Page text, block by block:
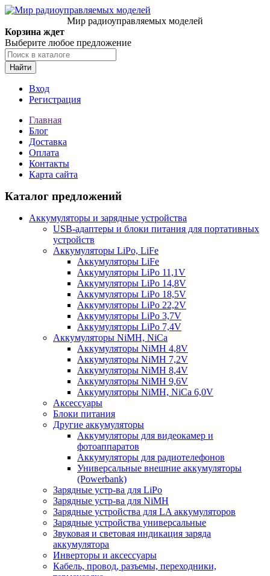
Мир радиоуправляемых моделей
Корзина ждет
Выберите любое предложение
Найти
Вход
Регистрация
Главная
Блог
Доставка
Оплата
Контакты
Карта сайта
Каталог предложений
Аккумуляторы и зарядные устройства
USB-адаптеры и блоки питания для портативных
устройств
Аккумуляторы LiPo, LiFe
Аккумуляторы LiFe
Аккумуляторы LiPo 11,1V
Аккумуляторы LiPo 14,8V
Аккумуляторы LiPo 18,5V
Аккумуляторы LiPo 22,2V
Аккумуляторы LiPo 3,7V
Аккумуляторы LiPo 7,4V
Аккумуляторы NiMH, NiCa
Аккумуляторы NiMH 4,8V
Аккумуляторы NiMH 7,2V
Аккумуляторы NiMH 8,4V
Аккумуляторы NiMH 9,6V
Аккумуляторы NiMH, NiCa 6,0V
Аксессуары
Блоки питания
Другие аккумуляторы
Аккумуляторы для видеокамер и
фотоаппаратов
Аккумуляторы для радиотелефонов
Универсальные внешние аккумуляторы
(Powerbank)
Зарядные устр-ва для LiPo
Зарядные устр-ва для NiMH
Зарядные устройства для LA аккумуляторов
Зарядные устройства универсальные
Звуковая и световая индикация заряда
аккумулятора
Инверторы и аксессуары
Кабель, провод, разъемы, переходники,